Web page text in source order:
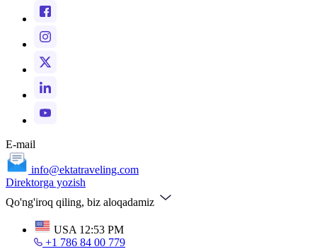
E-mail
info@ektatraveling.com
Direktorga yozish
Qo'ng'iroq qiling, biz aloqadamiz
USA 12:53 PM
+1 786 84 00 779